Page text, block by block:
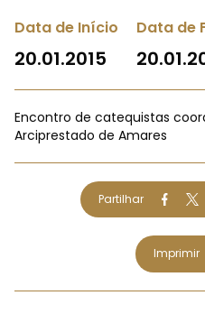
Data de Início
20.01.2015
Data de
Encontro de catequistas
Arciprestado de Amares
Partilhar
Imprimir